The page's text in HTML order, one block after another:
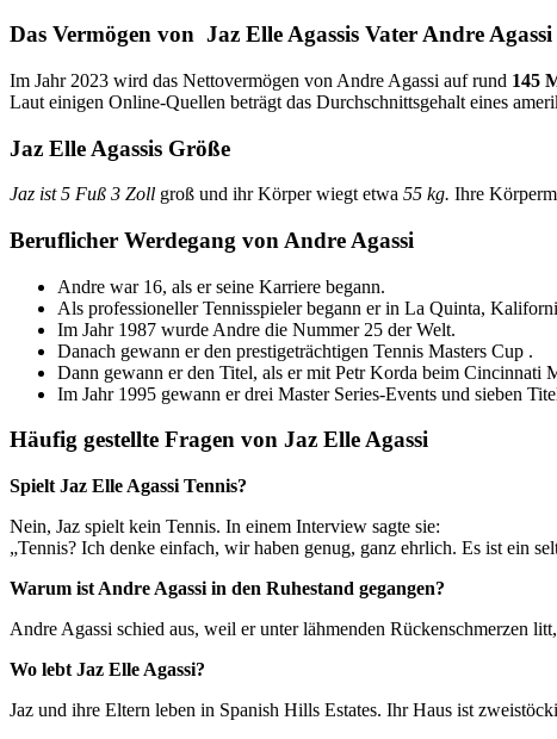
Das Vermögen von Jaz Elle Agassis Vater Andre Agassi
Im Jahr 2023 wird das Nettovermögen von Andre Agassi auf rund 145
Laut einigen Online-Quellen beträgt das Durchschnittsgehalt eines
Jaz Elle Agassis Größe
Jaz ist 5 Fuß 3 Zoll groß und ihr Körper wiegt etwa 55 kg. Ihre
Beruflicher Werdegang von Andre Agassi
Andre war 16, als er seine Karriere begann.
Als professioneller Tennisspieler begann er in La Quinta,
Im Jahr 1987 wurde Andre die Nummer 25 der Welt.
Danach gewann er den prestigeträchtigen Tennis Masters Cup .
Dann gewann er den Titel, als er mit Petr Korda beim Cincinnati
Im Jahr 1995 gewann er drei Master Series-Events und sieben
Häufig gestellte Fragen von Jaz Elle Agassi
Spielt Jaz Elle Agassi Tennis?
Nein, Jaz spielt kein Tennis. In einem Interview sagte sie:
„Tennis? Ich denke einfach, wir haben genug, ganz ehrlich. Es ist ein
Warum ist Andre Agassi in den Ruhestand gegangen?
Andre Agassi schied aus, weil er unter lähmenden Rückenschmerzen
Wo lebt Jaz Elle Agassi?
Jaz und ihre Eltern leben in Spanish Hills Estates. Ihr Haus ist